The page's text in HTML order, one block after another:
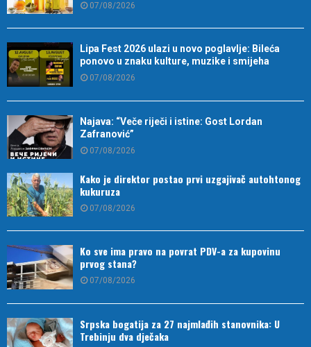
07/08/2026
Lipa Fest 2026 ulazi u novo poglavlje: Bileća
ponovo u znaku kulture, muzike i smijeha
07/08/2026
Najava: “Veče riječi i istine: Gost Lordan
Zafranović”
07/08/2026
Kako je direktor postao prvi uzgajivač autohtonog
kukuruza
07/08/2026
Ko sve ima pravo na povrat PDV-a za kupovinu
prvog stana?
07/08/2026
Srpska bogatija za 27 najmlađih stanovnika: U
Trebinju dva dječaka